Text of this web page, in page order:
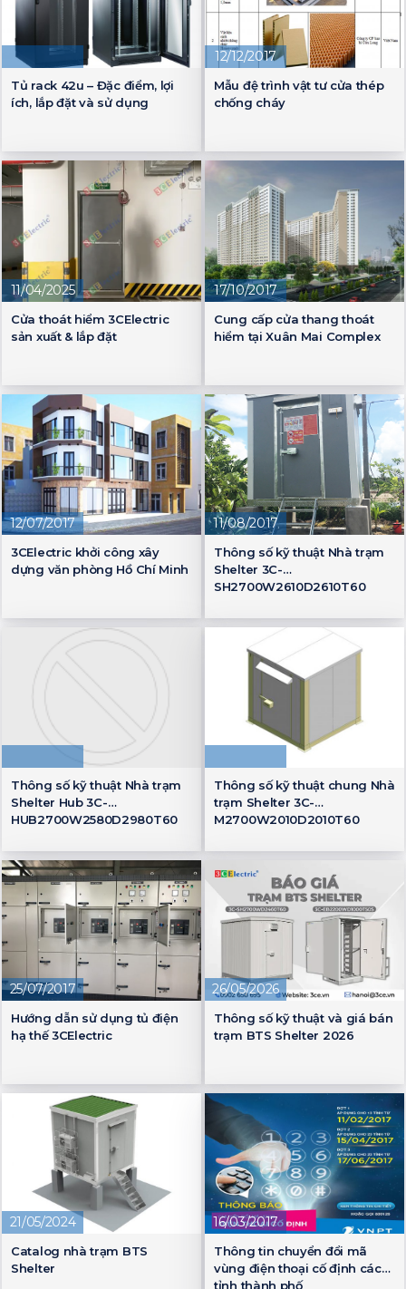
Tủ rack 42u – Đặc điểm, lợi
ích, lắp đặt và sử dụng
12/12/2017
Mẫu đệ trình vật tư cửa thép
chống cháy
11/04/2025
Cửa thoát hiểm 3CElectric
sản xuất & lắp đặt
17/10/2017
Cung cấp cửa thang thoát
hiểm tại Xuân Mai Complex
12/07/2017
3CElectric khởi công xây
dựng văn phòng Hồ Chí Minh
11/08/2017
Thông số kỹ thuật Nhà trạm
Shelter 3C-
SH2700W2610D2610T60
Thông số kỹ thuật Nhà trạm
Shelter Hub 3C-
HUB2700W2580D2980T60
Thông số kỹ thuật chung Nhà
trạm Shelter 3C-
M2700W2010D2010T60
25/07/2017
Hướng dẫn sử dụng tủ điện
hạ thế 3CElectric
26/05/2026
Thông số kỹ thuật và giá bán
trạm BTS Shelter 2026
21/05/2024
Catalog nhà trạm BTS
Shelter
16/03/2017
Thông tin chuyển đổi mã
vùng điện thoại cố định các
tỉnh thành phố